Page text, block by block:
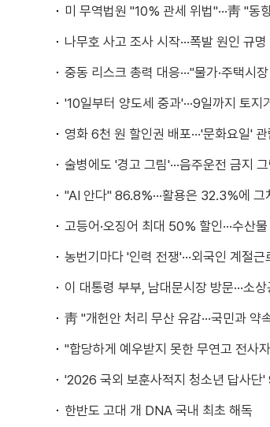
미 무역법원 "10% 관세 위법"···靑 "동
나무호 사고 조사 시작···폭발 원인 규명
중동 리스크 총력 대응···"물가·주택시
'10일부터 양도세 중과'···9일까지 토지
영화 6천 원 할인권 배포···'문화요일'
술병에도 '경고 그림'···음주운전 금지
"AI 안다" 86.8%···활용은 32.3%에 그
고등어·오징어 최대 50% 할인···수산
농번기마다 '인력 전쟁'···외국인 계절근
이 대통령 부부, 남대문시장 방문···소상
靑 "개헌안 처리 무산 유감···국민과 약
"합당하게 예우받지 못한 무연고 전사
'2026 국외 보훈사적지 청소년 답사단'
한반도 고대 개 DNA 국내 최초 해독